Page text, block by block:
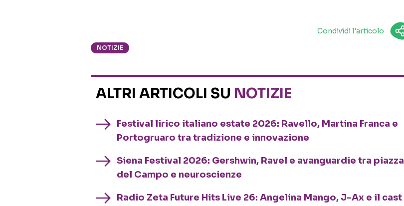
Condividi l'articolo
NOTIZIE
ALTRI ARTICOLI SU NOTIZIE
Festival lirico italiano estate 2026: Ravello, Martina Franca e
Portogruaro tra tradizione e innovazione
Siena Festival 2026: Gershwin, Ravel e avanguardie tra piazza
del Campo e neuroscienze
Radio Zeta Future Hits Live 26: Angelina Mango, J-Ax e il cast